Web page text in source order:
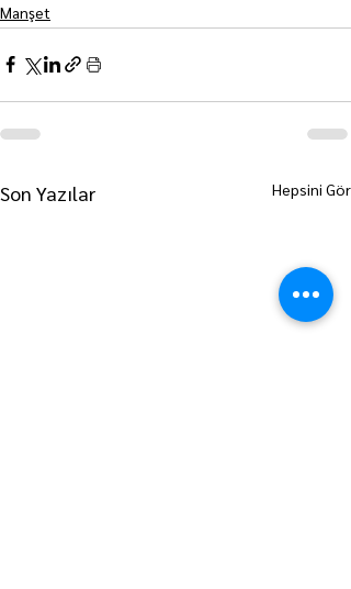
Manşet
Son Yazılar Hepsini Gör